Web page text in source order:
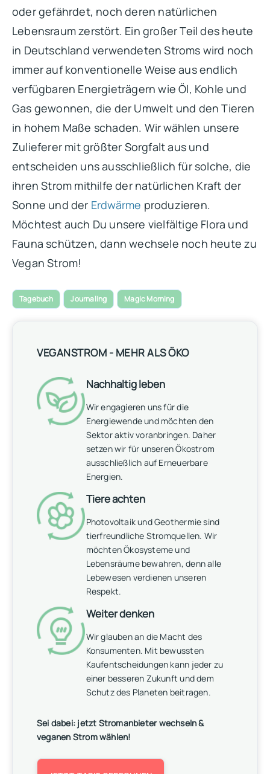
oder gefährdet, noch deren natürlichen
Lebensraum zerstört. Ein großer Teil des heute
in Deutschland verwendeten Stroms wird noch
immer auf konventionelle Weise aus endlich
verfügbaren Energieträgern wie Öl, Kohle und
Gas gewonnen, die der Umwelt und den Tieren
in hohem Maße schaden. Wir wählen unsere
Zulieferer mit größter Sorgfalt aus und
entscheiden uns ausschließlich für solche, die
ihren Strom mithilfe der natürlichen Kraft der
Sonne und der Erdwärme produzieren.
Möchtest auch Du unsere vielfältige Flora und
Fauna schützen, dann wechsele noch heute zu
Vegan Strom!
Tagebuch Journaling Magic Morning
VEGANSTROM - MEHR ALS ÖKO
Nachhaltig leben
Wir engagieren uns für die
Energiewende und möchten den
Sektor aktiv voranbringen. Daher
setzen wir für unseren Ökostrom
ausschließlich auf Erneuerbare
Energien.
Tiere achten
Photovoltaik und Geothermie sind
tierfreundliche Stromquellen. Wir
möchten Ökosysteme und
Lebensräume bewahren, denn alle
Lebewesen verdienen unseren
Respekt.
Weiter denken
Wir glauben an die Macht des
Konsumenten. Mit bewussten
Kaufentscheidungen kann jeder zu
einer besseren Zukunft und dem
Schutz des Planeten beitragen.
Sei dabei: jetzt Stromanbieter wechseln &
veganen Strom wählen!